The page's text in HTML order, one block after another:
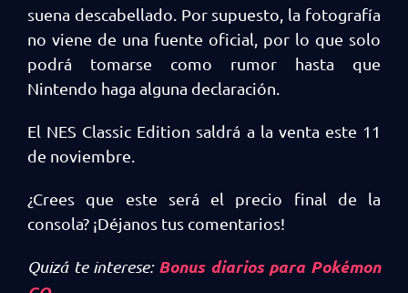
suena descabellado. Por supuesto, la fotografía
no viene de una fuente oficial, por lo que solo
podrá tomarse como rumor hasta que
Nintendo haga alguna declaración.
El NES Classic Edition saldrá a la venta este 11
de noviembre.
¿Crees que este será el precio final de la
consola? ¡Déjanos tus comentarios!
Quizá te interese:Bonus diarios para Pokémon